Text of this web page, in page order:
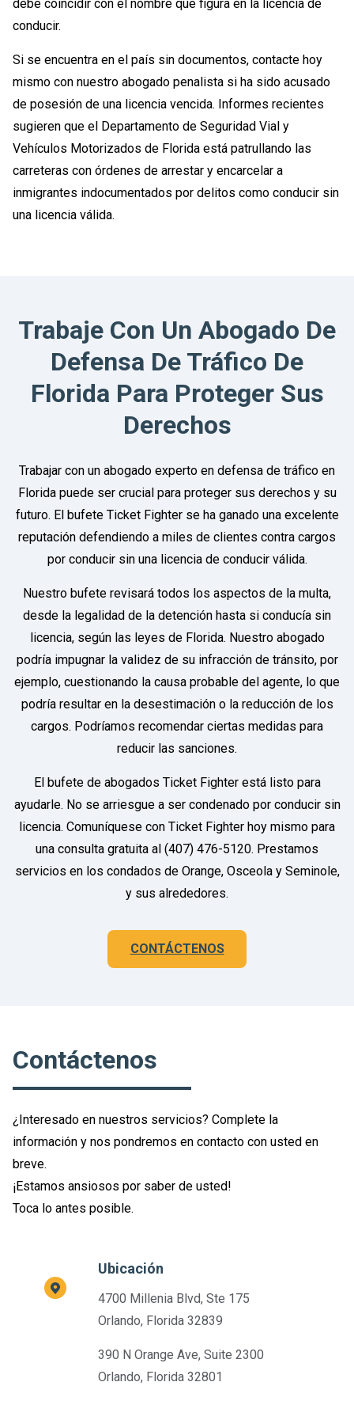
debe coincidir con el nombre que figura en la licencia de
conducir.
Si se encuentra en el país sin documentos, contacte hoy
mismo con nuestro abogado penalista si ha sido acusado
de posesión de una licencia vencida. Informes recientes
sugieren que el Departamento de Seguridad Vial y
Vehículos Motorizados de Florida está patrullando las
carreteras con órdenes de arrestar y encarcelar a
inmigrantes indocumentados por delitos como conducir sin
una licencia válida.
Trabaje Con Un Abogado De
Defensa De Tráfico De
Florida Para Proteger Sus
Derechos
Trabajar con un abogado experto en defensa de tráfico en
Florida puede ser crucial para proteger sus derechos y su
futuro. El bufete Ticket Fighter se ha ganado una excelente
reputación defendiendo a miles de clientes contra cargos
por conducir sin una licencia de conducir válida.
Nuestro bufete revisará todos los aspectos de la multa,
desde la legalidad de la detención hasta si conducía sin
licencia, según las leyes de Florida. Nuestro abogado
podría impugnar la validez de su infracción de tránsito, por
ejemplo, cuestionando la causa probable del agente, lo que
podría resultar en la desestimación o la reducción de los
cargos. Podríamos recomendar ciertas medidas para
reducir las sanciones.
El bufete de abogados Ticket Fighter está listo para
ayudarle. No se arriesgue a ser condenado por conducir sin
licencia. Comuníquese con Ticket Fighter hoy mismo para
una consulta gratuita al (407) 476-5120. Prestamos
servicios en los condados de Orange, Osceola y Seminole,
y sus alrededores.
CONTÁCTENOS
Contáctenos
¿Interesado en nuestros servicios? Complete la
información y nos pondremos en contacto con usted en
breve.
¡Estamos ansiosos por saber de usted!
Toca lo antes posible.
Ubicación
4700 Millenia Blvd, Ste 175
Orlando, Florida 32839
390 N Orange Ave, Suite 2300
Orlando, Florida 32801